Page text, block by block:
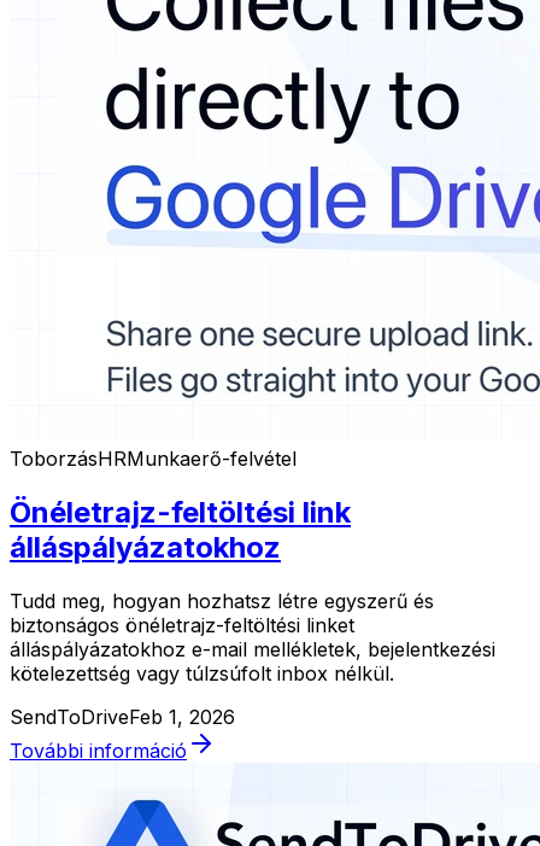
ToborzásHRMunkaerő-felvétel
Önéletrajz-feltöltési link
álláspályázatokhoz
Tudd meg, hogyan hozhatsz létre egyszerű és
biztonságos önéletrajz-feltöltési linket
álláspályázatokhoz e-mail mellékletek, bejelentkezési
kötelezettség vagy túlzsúfolt inbox nélkül.
SendToDriveFeb 1, 2026
További információ